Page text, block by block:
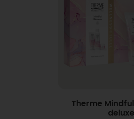
Therme
deluxe